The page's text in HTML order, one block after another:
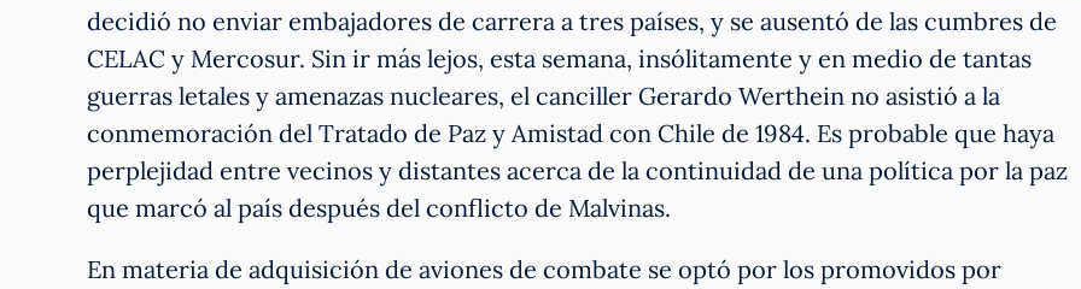
decidió no enviar embajadores de carrera a tres países, y se ausentó de las cumbres de
CELAC y Mercosur. Sin ir más lejos, esta semana, insólitamente y en medio de tantas
guerras letales y amenazas nucleares, el canciller Gerardo Werthein no asistió a la
conmemoración del Tratado de Paz y Amistad con Chile de 1984. Es probable que haya
perplejidad entre vecinos y distantes acerca de la continuidad de una política por la paz
que marcó al país después del conflicto de Malvinas.
En materia de adquisición de aviones de combate se optó por los promovidos por